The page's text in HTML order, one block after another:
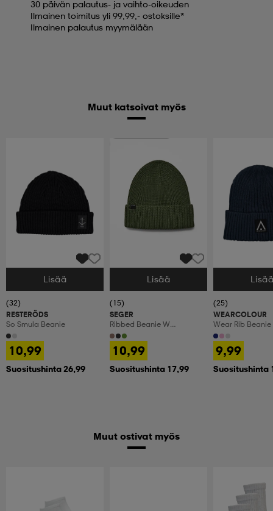
30 päivän palautus- ja vaihto-oikeuden
Ilmainen toimitus yli 99,99,- ostoksille*
Ilmainen palautus myymälään
Muut katsoivat myös
Valitse Koko
Lisää
(32)
RESTERÖDS
So Smula Beanie
10,99
Suositushinta 26,99
Valitse Koko
Lisää
(15)
SEGER
Ribbed Beanie W
Embrodery Sr
10,99
Suositushinta 17,99
Valitse Koko
(25)
WEARCOLOUR
Wear Rib Beanie
9,99
Suositushinta
Muut ostivat myös